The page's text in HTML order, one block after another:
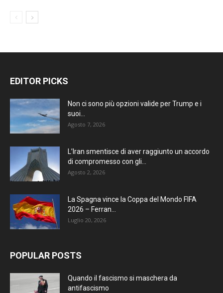
EDITOR PICKS
Non ci sono più opzioni valide per Trump e i
suoi...
Agosto 7, 2026
L’Iran smentisce di aver raggiunto un accordo
di compromesso con gli...
Agosto 2, 2026
La Spagna vince la Coppa del Mondo FIFA
2026 – Ferran...
Luglio 20, 2026
POPULAR POSTS
Quando il fascismo si maschera da
antifascismo